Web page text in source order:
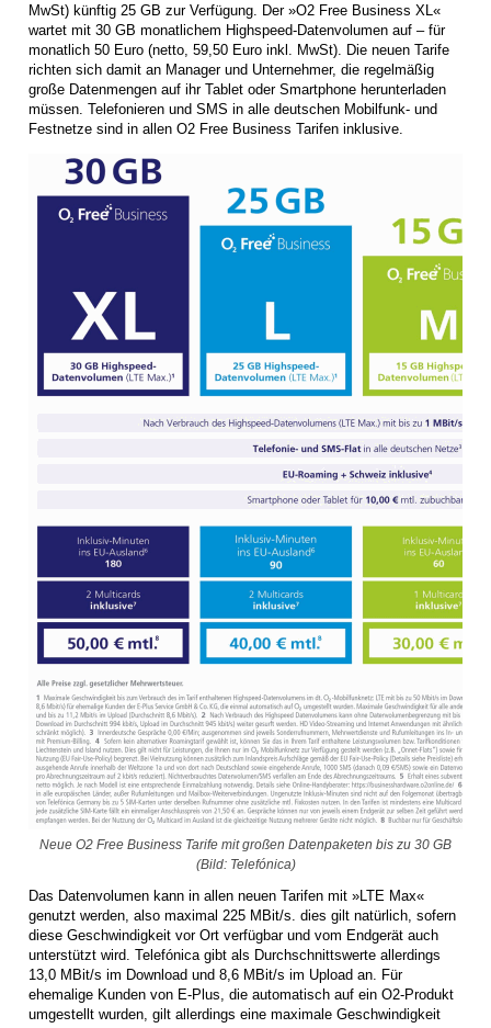
MwSt) künftig 25 GB zur Verfügung. Der »O2 Free Business XL«
wartet mit 30 GB monatlichem Highspeed-Datenvolumen auf – für
monatlich 50 Euro (netto, 59,50 Euro inkl. MwSt). Die neuen Tarife
richten sich damit an Manager und Unternehmer, die regelmäßig
große Datenmengen auf ihr Tablet oder Smartphone herunterladen
müssen. Telefonieren und SMS in alle deutschen Mobilfunk- und
Festnetze sind in allen O2 Free Business Tarifen inklusive.
Neue O2 Free Business Tarife mit großen Datenpaketen bis zu 30 GB
(Bild: Telefónica)
Das Datenvolumen kann in allen neuen Tarifen mit »LTE Max«
genutzt werden, also maximal 225 MBit/s. dies gilt natürlich, sofern
diese Geschwindigkeit vor Ort verfügbar und vom Endgerät auch
unterstützt wird. Telefónica gibt als Durchschnittswerte allerdings
13,0 MBit/s im Download und 8,6 MBit/s im Upload an. Für
ehemalige Kunden von E-Plus, die automatisch auf ein O2-Produkt
umgestellt wurden, gilt allerdings eine maximale Geschwindigkeit